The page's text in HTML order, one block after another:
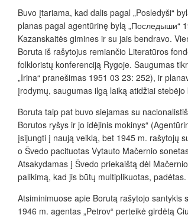
Buvo įtariama, kad dalis pagal „Posledyši“
planas pagal agentūrinę bylą „Последыши“
Kazanskaitės gimines ir su jais bendravo.
Boruta iš rašytojus remiančio Literatūros
folkloristų konferenciją Rygoje. Saugumas
„Irina“ pranešimas 1951 03 23: 252), ir
įrodymų, saugumas ilgą laiką atidžiai
Boruta taip pat buvo siejamas su
Borutos ryšys ir jo idėjinis mokinys“
įsijungti į naują veiklą, bet 1945 m. rašytojų
o Švedo pacituotas Vytauto Mačernio
Atsakydamas į Švedo priekaištą dėl
palikimą, kad jis būtų multiplikuotas,
Atsiminimuose apie Borutą rašytojo
1946 m. agentas „Petrov“ perteikė girdėtą